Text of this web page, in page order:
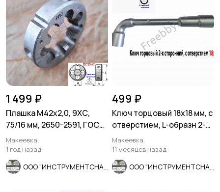
1 499 ₽
Плашка М42х2,0, 9ХС,
75/16 мм, 2650-2591, ГОСТ
7740-71, СССР.
Макеевка
1 год назад
499 ₽
Ключ торцовый 18х18 мм, с
отверстием, L-образн 2-х
сторонний, Cr-V.
Макеевка
11 месяцев назад